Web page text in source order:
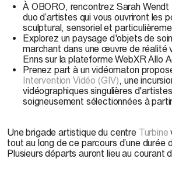
À OBORO, rencontrez Sarah
duo d’artistes qui vous ouvriront les
sculptural, sensoriel et
Explorez un paysage d'objets de
marchant dans une œuvre de réalité
Enns sur la plateforme WebXR Allo
Prenez part à un vidéomaton
Intervention Vidéo (GIV), une
vidéographiques singulières
soigneusement sélectionnées à
Une brigade artistique du centre Turbine
tout au long de ce parcours d’une durée
Plusieurs départs auront lieu au courant